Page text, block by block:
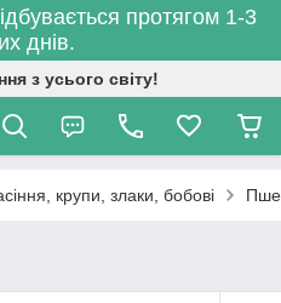
протягом 1-3
днів.
з усього світу!
крупи, злаки, бобові